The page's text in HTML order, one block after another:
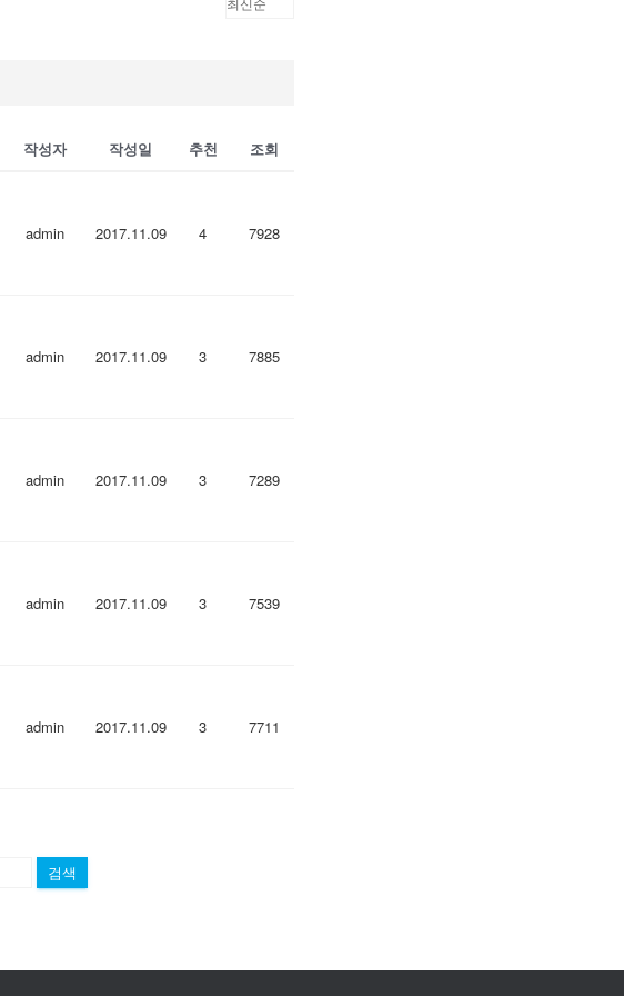
작성자 작성일 추천 조회
admin 2017.11.09 4 7928
admin 2017.11.09 3 7885
admin 2017.11.09 3 7289
admin 2017.11.09 3 7539
admin 2017.11.09 3 7711
검색